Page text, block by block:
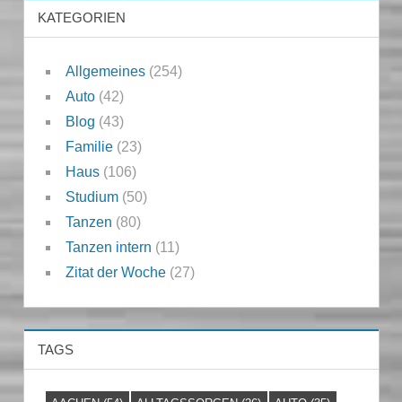
KATEGORIEN
Allgemeines(254)
Auto(42)
Blog (43)
Familie(23)
Haus(106)
Studium(50)
Tanzen (80)
Tanzen intern (11)
Zitat der Woche(27)
TAGS